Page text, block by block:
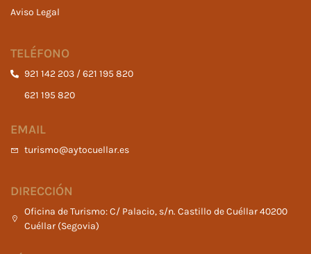
Aviso Legal
TELÉFONO
921 142 203 / 621 195 820
621 195 820
EMAIL
turismo@aytocuellar.es
DIRECCIÓN
Oficina de Turismo: C/ Palacio, s/n. Castillo de Cuéllar 40200
Cuéllar (Segovia)